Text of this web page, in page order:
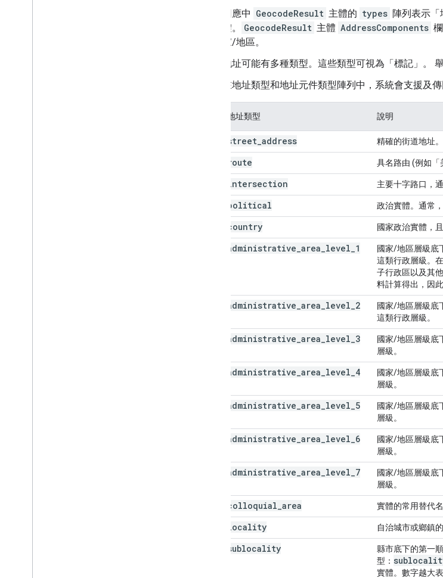
回應中 GeocodeResult 主體的 types 陣列表示「
體。
GeocodeResult 主體 AddressComponents
家/地區。
地址可能有多種類型。這些類型可視為「標記」。
在地址類型和地址元件類型陣列中，系統會支援及傳
地址類型 說明
street address 精確的街道地址。
route 具名路由 (例如「
intersection 主要十字路口，
political 政治實體。通常
country 國家政治實體，
administrative area level 1
國家/地區層級底
這類行政層級。
子行政區以及其
料計算得出，因
administrative area level 2
國家/地區層級底
這類行政層級。
administrative area level 3
國家/地區層級底
層級。
administrative area level 4
國家/地區層級底
層級。
administrative area level 5
國家/地區層級底
層級。
administrative area level 6
國家/地區層級底
層級。
administrative area level 7
國家/地區層級底
層級。
colloquial area 實體的常用替代名
locality 自治城市或鄉鎮
sublocality
縣市底下的第一
型：
實體。數字越大